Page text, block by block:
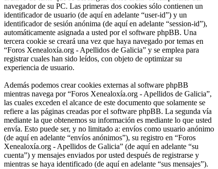
navegador de su PC. Las primeras dos cookies sólo contienen un
identificador de usuario (de aquí en adelante “user-id”) y un
identificador de sesión anónima (de aquí en adelante “session-id”),
automáticamente asignada a usted por el software phpBB. Una
tercera cookie se creará una vez que haya navegado por temas en
“Foros Xenealoxía.org - Apellidos de Galicia” y se emplea para
registrar cuales han sido leídos, con objeto de optimizar su
experiencia de usuario.
Además podemos crear cookies externas al software phpBB
mientras navega por “Foros Xenealoxía.org - Apellidos de Galicia”,
las cuales exceden el alcance de este documento que solamente se
refiere a las páginas creadas por el software phpBB. La segunda vía
mediante la que obtenemos su información es mediante lo que usted
envía. Esto puede ser, y no limitado a: envíos como usuario anónimo
(de aquí en adelante “envíos anónimos”), su registro en “Foros
Xenealoxía.org - Apellidos de Galicia” (de aquí en adelante “su
cuenta”) y mensajes enviados por usted después de registrarse y
mientras se haya identificado (de aquí en adelante “sus mensajes”).